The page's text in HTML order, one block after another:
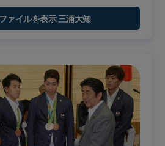
ァイルを表示 三浦大知